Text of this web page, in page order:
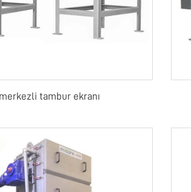
merkezli tambur ekranı